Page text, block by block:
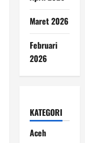
Maret 2026
Februari
2026
KATEGORI
Aceh